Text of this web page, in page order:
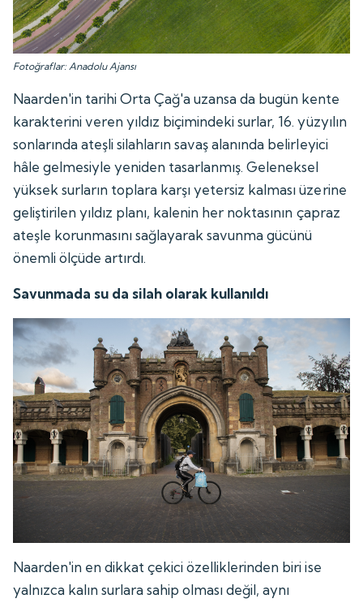
Fotoğraflar: Anadolu Ajansı
Naarden'in tarihi Orta Çağ'a uzansa da bugün kente
karakterini veren yıldız biçimindeki surlar, 16. yüzyılın
sonlarında ateşli silahların savaş alanında belirleyici
hâle gelmesiyle yeniden tasarlanmış. Geleneksel
yüksek surların toplara karşı yetersiz kalması üzerine
geliştirilen yıldız planı, kalenin her noktasının çapraz
ateşle korunmasını sağlayarak savunma gücünü
önemli ölçüde artırdı.
Savunmada su da silah olarak kullanıldı
Naarden'in en dikkat çekici özelliklerinden biri ise
yalnızca kalın surlara sahip olması değil, aynı